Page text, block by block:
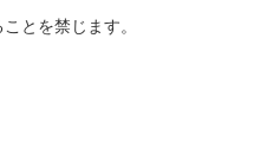
とを禁じます。